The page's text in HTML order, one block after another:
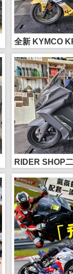
全新 KYMCO
HK$44,50...
RIDER SHOP